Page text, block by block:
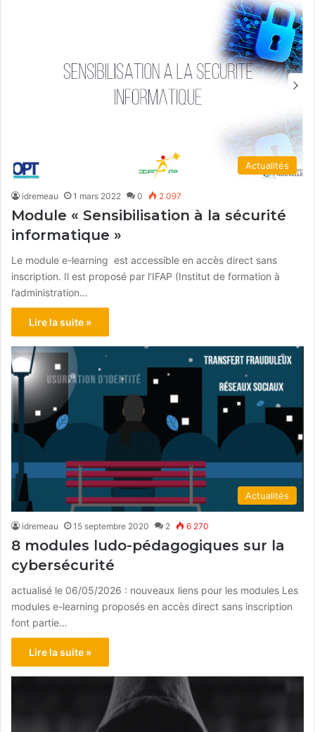
Actualités
idremeau 1 mars 2022 0 2 097
Module « Sensibilisation à la sécurité
informatique »
Le module e-learning est accessible en accès direct sans
inscription. Il est proposé par l’IFAP (Institut de formation à
l’administration…
Lire la suite »
Actualités
idremeau 15 septembre 2020 2 6 270
8 modules ludo-pédagogiques sur la
cybersécurité
actualisé le 06/05/2026 : nouveaux liens pour les modules Les
modules e-learning proposés en accès direct sans inscription
font partie…
Lire la suite »